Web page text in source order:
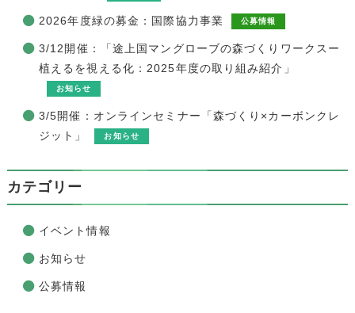
2026年度緑の募金：国際協力事業 公募情報
3/12開催：「途上国マングローブの森づくりワークスー
植えるを視える化：2025年度の取り組み紹介」
お知らせ
3/5開催：オンラインセミナー「森づくり×カーボンクレ
ジット」
お知らせ
カテゴリー
イベント情報
お知らせ
公募情報